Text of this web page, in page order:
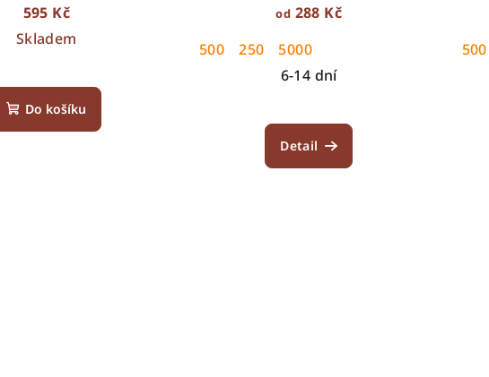
595 Kč
Skladem
Do košíku
od 288 Kč
500
250
5000
6-14 dní
Detail
500